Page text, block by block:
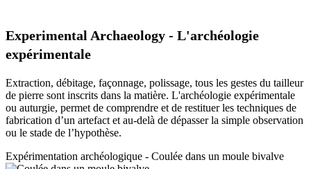
Experimental Archaeology - L'archéologie
expérimentale
Extraction, débitage, façonnage, polissage, tous les gestes du tailleur
de pierre sont inscrits dans la matière. L'archéologie expérimentale
ou auturgie, permet de comprendre et de restituer les techniques de
fabrication d’un artefact et au-delà de dépasser la simple observation
ou le stade de l’hypothèse.
Expérimentation archéologique - Coulée dans un moule bivalve